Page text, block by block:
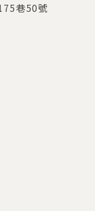
巷50號